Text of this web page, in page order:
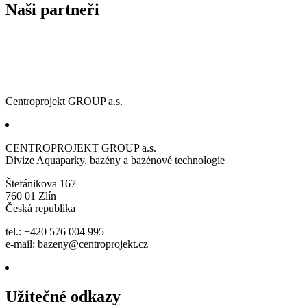
Naši partneři
Centroprojekt GROUP a.s.
CENTROPROJEKT GROUP a.s.
Divize Aquaparky, bazény a bazénové technologie
Štefánikova 167
760 01 Zlín
Česká republika
tel.: +420 576 004 995
e-mail: bazeny@centroprojekt.cz
Užitečné odkazy